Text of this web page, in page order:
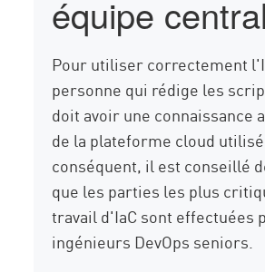
équipe
Pour utiliser correctement
personne qui rédige les
doit avoir une connaissance
de la plateforme cloud
conséquent, il est conseillé
que les parties les plus
travail d'IaC sont effectuées
ingénieurs DevOps seniors.